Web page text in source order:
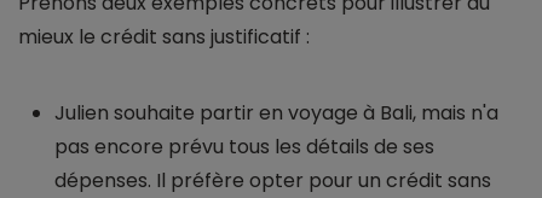
mieux le crédit sans justificatif :
Julien souhaite partir en voyage à Bali, mais n'a
pas encore prévu tous les détails de ses
dépenses. Il préfère opter pour un crédit sans